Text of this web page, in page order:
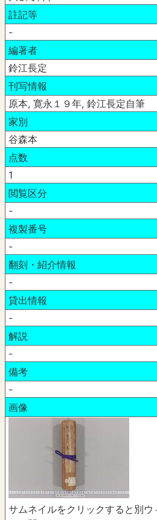
註記等
-
編著者
鈴江長定
刊写情報
原本, 寛永１９年, 鈴江長定自筆
家別
谷森本
点数
1
閲覧区分
-
複製番号
-
翻刻・紹介情報
-
貸出情報
-
解説
-
備考
-
画像
サムネイルをクリックすると別